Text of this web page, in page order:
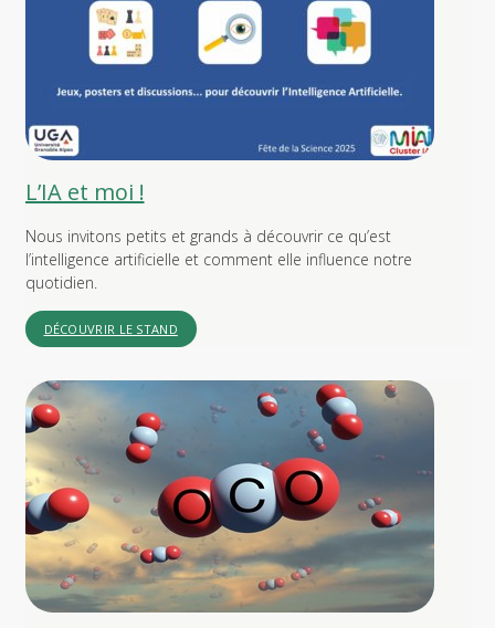
L’IA et moi !
Nous invitons petits et grands à découvrir ce qu’est
l’intelligence artificielle et comment elle influence notre
quotidien.
DÉCOUVRIR LE STAND